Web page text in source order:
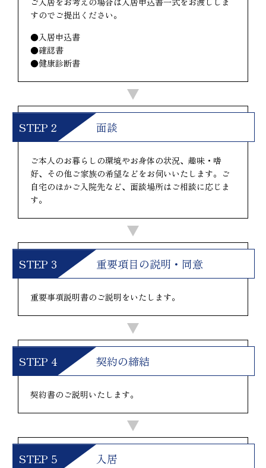
ご入居をお考えの場合は入居申込書一式をお渡ししま
すのでご提出ください。
●入居申込書
●確認書
●健康診断書
面談
ご本人のお暮らしの環境やお身体の状況、趣味・嗜
好、その他ご家族の希望などをお伺いいたします。ご
自宅のほかご入院先など、面談場所はご相談に応じま
す。
重要項目の説明・同意
重要事項説明書のご説明をいたします。
契約の締結
契約書のご説明いたします。
入居